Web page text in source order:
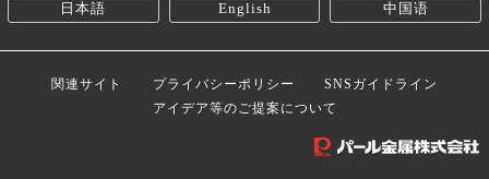
日本語 English 中国语
関連サイト プライバシーポリシー
SNSガイドライン
アイデア等のご提案について